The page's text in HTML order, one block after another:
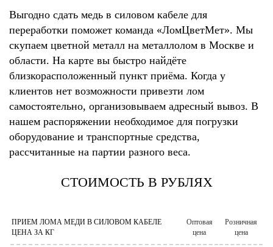
Выгодно сдать медь в силовом кабеле для
переработки поможет команда «ЛомЦветМет». Мы
скупаем цветной металл на металлолом в Москве и
области. На карте вы быстро найдёте
близкорасположенный пункт приёма. Когда у
клиентов нет возможности привезти лом
самостоятельно, организовываем адресный вывоз. В
нашем распоряжении необходимое для погрузки
оборудование и транспортные средства,
рассчитанные на партии разного веса.
СТОИМОСТЬ В РУБЛЯХ
ПРИЕМ ЛОМА МЕДИ В СИЛОВОМ КАБЕЛЕ
ЦЕНА ЗА КГ
Оптовая
цена
Розничная
цена